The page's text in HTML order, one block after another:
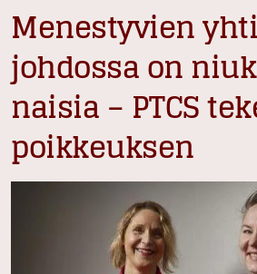
Menestyvien
johdossa on
naisia – PTCS
poikkeuksen